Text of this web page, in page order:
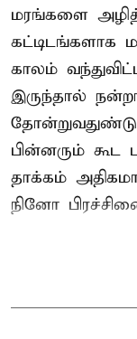
மரங்களை
கட்டிடங்களாக
காலம்
இருந்தால்
பின்னரும்
தாக்கம்
நினோ